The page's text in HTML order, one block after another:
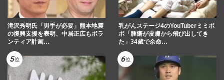
滝沢秀明氏「男手が必要」熊本地震
の復興支援を表明、中居正広もボラ
ンティア計画…
乳がんステージ4のYouTuberミミポ
ポ「腫瘍が皮膚から飛び出してき
た」34歳で余命…